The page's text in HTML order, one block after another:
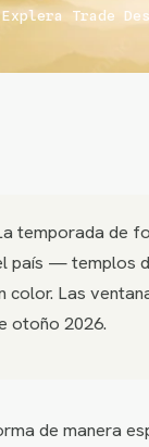
Trade
temporada de
país — templos
color. Las
otoño 2026.
de manera